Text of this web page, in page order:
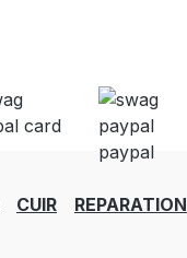
CUIR REPARATION